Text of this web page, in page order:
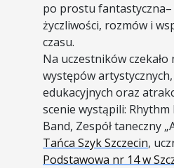
po prostu fantastyczna–
życzliwości, rozmów i
czasu.
Na uczestników czekało
występów
edukacyjnych oraz
scenie wystąpili: Rhythm
Band, Zespół taneczny
Tańca Szyk Szczecin,
Podstawowa nr 14 w